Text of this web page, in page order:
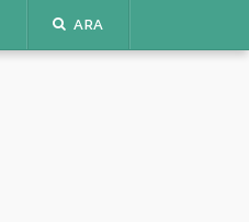
ARA